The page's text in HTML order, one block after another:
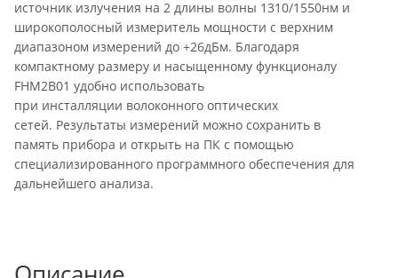
источник излучения на 2 длины волны 1310/1550нм и
широкополосный измеритель мощности с верхним
диапазоном измерений до +26дБм. Благодаря
компактному размеру и насыщенному функционалу
FHM2B01 удобно использовать
при инсталляции волоконного оптических
сетей. Результаты измерений можно сохранить в
память прибора и открыть на ПК с помощью
специализированного программного обеспечения для
дальнейшего анализа.